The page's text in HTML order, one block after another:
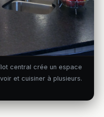
central crée un espace
et cuisiner à plusieurs.